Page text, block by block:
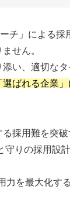
チ」による採
せん。
い、適切な
選ばれる企業
採用難を突破
守りの採用設
力を最大化す